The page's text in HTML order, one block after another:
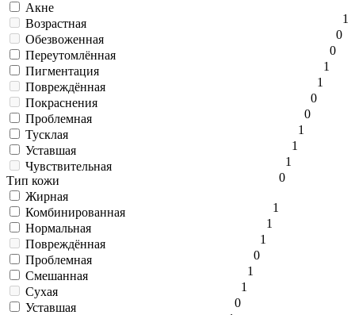
Акне
1
Возрастная
0
Обезвоженная
0
Переутомлённая
1
Пигментация
1
Повреждённая
0
Покраснения
0
Проблемная
1
Тусклая
1
Уставшая
1
Чувствительная
0
Тип кожи
Жирная
1
Комбинированная
1
Нормальная
1
Повреждённая
0
Проблемная
1
Смешанная
1
Сухая
0
Уставшая